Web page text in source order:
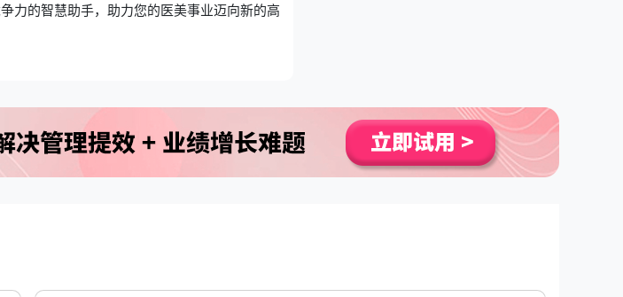
力的智慧助手，助力您的医美事业迈向新的高